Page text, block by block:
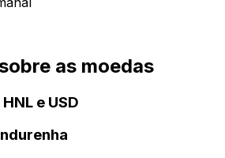
as moedas
e USD